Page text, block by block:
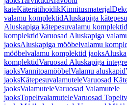
kateKäterätihoidikKinnitusmaterjal
valamu komplektidAluskapiga
Aluskapiga kätepesuvalamu
komplektidVaruosad Aluskapiga
jaoksAluskapiga mööbelvalamu
mööbelvalamu komplektid jaoks
komplektidVaruosad Aluskapiga
jaoksVannitoamööbelValamu aluskapid
jaoksKätepesuvalamuteleVaruosad
jaoksValamuteleVaruosad Valamutele
jaoksTopeltvalamuteleVaruosad